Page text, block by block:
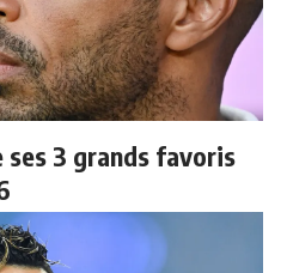
ses 3 grands favoris